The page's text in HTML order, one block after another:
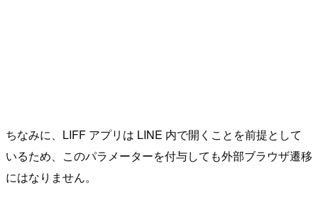
ちなみに、LIFF アプリは LINE 内で開くことを前提として
いるため、このパラメーターを付与しても外部ブラウザ遷移
にはなりません。